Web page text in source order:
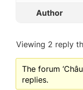
Author
Viewing 2 reply
The forum
replies.